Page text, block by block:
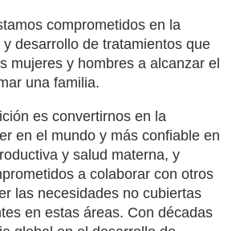
comprometidos en la
desarrollo de tratamientos que
mujeres y hombres a alcanzar el
una familia.
es convertirnos en la
en el mundo y más confiable en
y salud materna, y
a colaborar con otros
las necesidades no cubiertas
en estas áreas. Con décadas